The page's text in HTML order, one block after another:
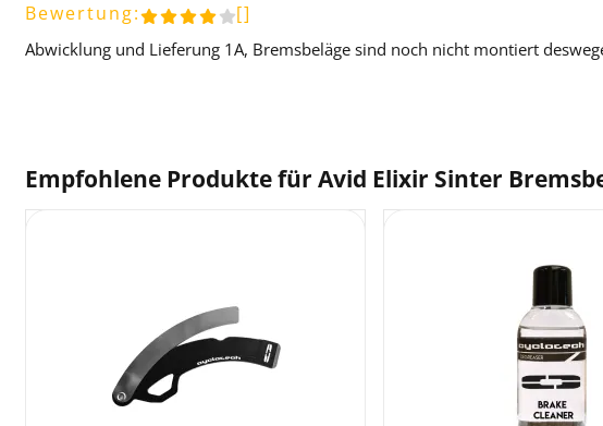
Bewertung: []
Abwicklung und Lieferung 1A, Bremsbeläge sind noch nicht montiert
Empfohlene Produkte fürAvid Elixir Sinter